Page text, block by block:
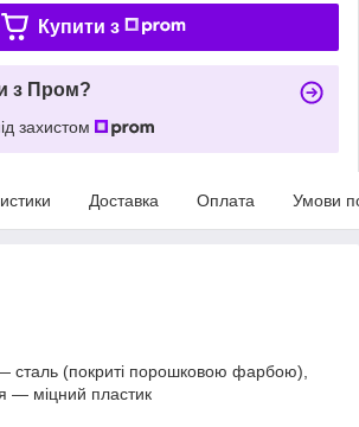
Купити з
з Пром?
захистом
Доставка Оплата Умови
сталь (покриті порошковою фарбою),
― міцний пластик